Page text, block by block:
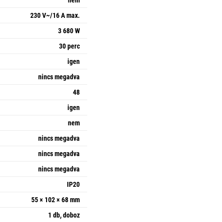
230 V~/16 A max.
3 680 W
30 perc
igen
nincs megadva
48
igen
nem
nincs megadva
nincs megadva
nincs megadva
IP20
55 × 102 × 68 mm
1 db, doboz